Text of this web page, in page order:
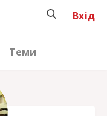
Теми
Вхід